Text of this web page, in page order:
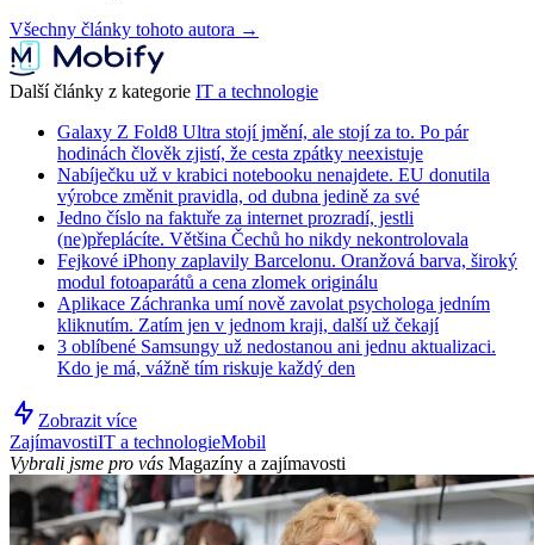
Všechny články tohoto autora →
Další články z kategorie IT a technologie
Galaxy Z Fold8 Ultra stojí jmění, ale stojí za to. Po pár
hodinách člověk zjistí, že cesta zpátky neexistuje
Nabíječku už v krabici notebooku nenajdete. EU donutila
výrobce změnit pravidla, od dubna jedině za své
Jedno číslo na faktuře za internet prozradí, jestli
(ne)přeplácíte. Většina Čechů ho nikdy nekontrolovala
Fejkové iPhony zaplavily Barcelonu. Oranžová barva, široký
modul fotoaparátů a cena zlomek originálu
Aplikace Záchranka umí nově zavolat psychologa jedním
kliknutím. Zatím jen v jednom kraji, další už čekají
3 oblíbené Samsungy už nedostanou ani jednu aktualizaci.
Kdo je má, vážně tím riskuje každý den
Zobrazit více
ZajímavostiIT a technologieMobil
Vybrali jsme pro vás Magazíny a zajímavosti